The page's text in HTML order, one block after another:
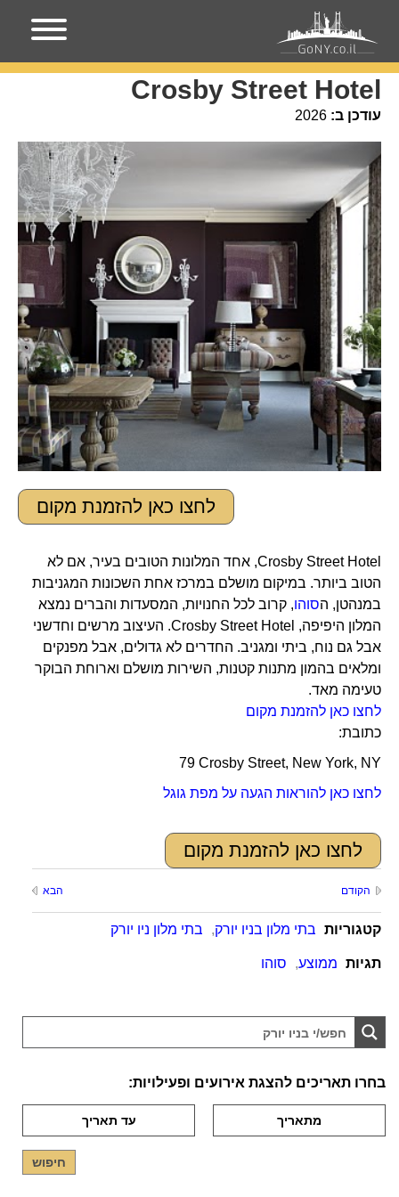
עמוד הבית מקומות בניו-יורק
Crosby Street Hotel
עודכן ב: 2026
לחצו כאן להזמנת מקום
Crosby Street Hotel, אחד המלונות הטובים בעיר, אם לא
הטוב ביותר. במיקום מושלם במרכז אחת השכונות המגניבות
במנהטן, הסוהו, קרוב לכל החנויות, המסעדות והברים נמצא
המלון היפיפה, Crosby Street Hotel. העיצוב מרשים וחדשני
אבל גם נוח, ביתי ומגניב. החדרים לא גדולים, אבל מפנקים
ומלאים בהמון מתנות קטנות, השירות מושלם וארוחת הבוקר
טעימה מאד.
לחצו כאן להזמנת מקום
כתובת:
79 Crosby Street, New York, NY
לחצו כאן להוראות הגעה על מפת גוגל
לחצו כאן להזמנת מקום
הקודם הבא
קטגוריות בתי מלון בניו יורק, בתי מלון ניו יורק
תגיות ממוצע, סוהו
בחרו תאריכים להצגת אירועים ופעילויות: